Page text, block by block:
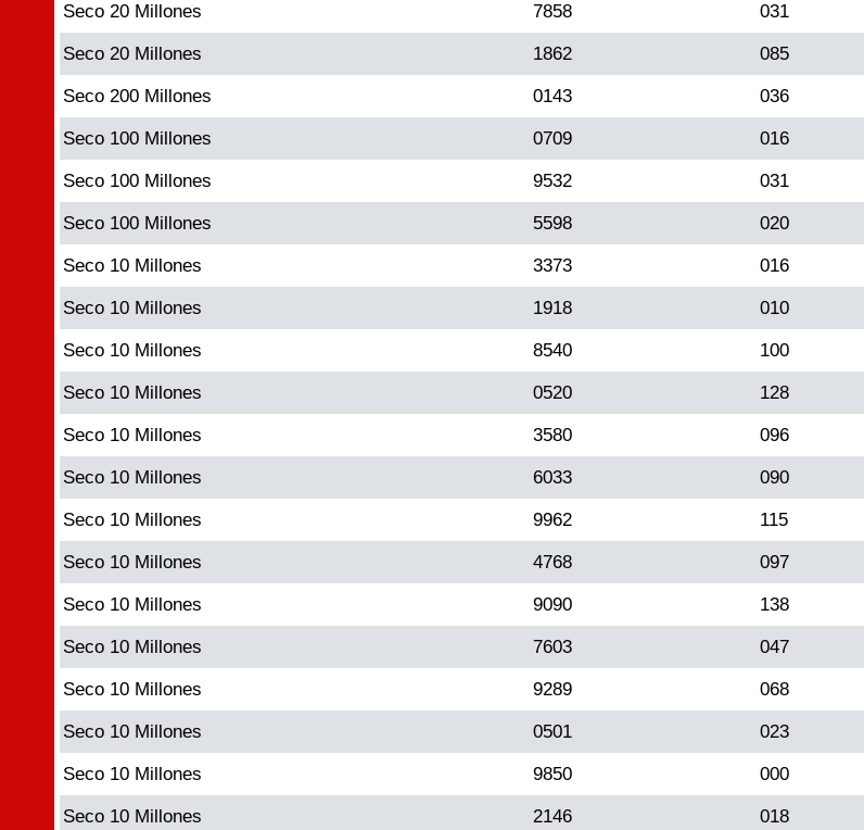
Seco 20 Millones 7858 031
Seco 20 Millones 1862 085
Seco 200 Millones 0143 036
Seco 100 Millones 0709 016
Seco 100 Millones 9532 031
Seco 100 Millones 5598 020
Seco 10 Millones 3373 016
Seco 10 Millones 1918 010
Seco 10 Millones 8540 100
Seco 10 Millones 0520 128
Seco 10 Millones 3580 096
Seco 10 Millones 6033 090
Seco 10 Millones 9962 115
Seco 10 Millones 4768 097
Seco 10 Millones 9090 138
Seco 10 Millones 7603 047
Seco 10 Millones 9289 068
Seco 10 Millones 0501 023
Seco 10 Millones 9850 000
Seco 10 Millones 2146 018